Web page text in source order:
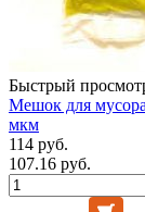
Быстрый
Мешок для
мкм
114 руб.
107.16 руб.